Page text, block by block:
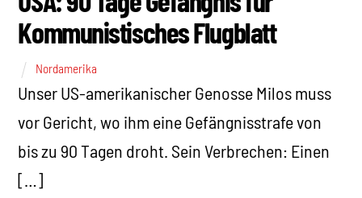
Kommunistisches Flugblatt
Nordamerika
Unser US-amerikanischer Genosse Milos muss
vor Gericht, wo ihm eine Gefängnisstrafe von
bis zu 90 Tagen droht. Sein Verbrechen: Einen
[…]